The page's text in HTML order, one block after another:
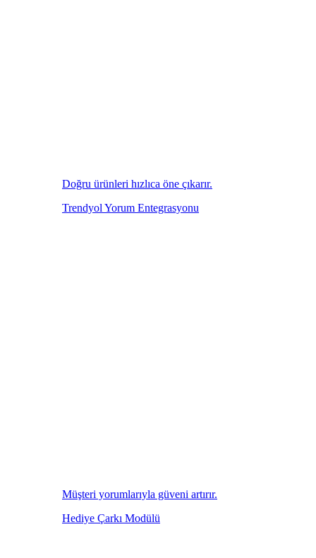
Doğru ürünleri hızlıca öne çıkarır.
Trendyol Yorum Entegrasyonu
Müşteri yorumlarıyla güveni artırır.
Hediye Çarkı Modülü